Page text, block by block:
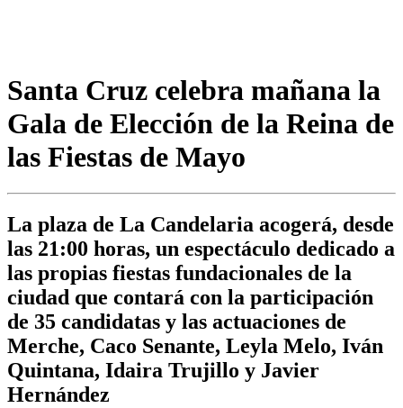
Santa Cruz celebra mañana la
Gala de Elección de la Reina de
las Fiestas de Mayo
La plaza de La Candelaria acogerá, desde
las 21:00 horas, un espectáculo dedicado a
las propias fiestas fundacionales de la
ciudad que contará con la participación
de 35 candidatas y las actuaciones de
Merche, Caco Senante, Leyla Melo, Iván
Quintana, Idaira Trujillo y Javier
Hernández